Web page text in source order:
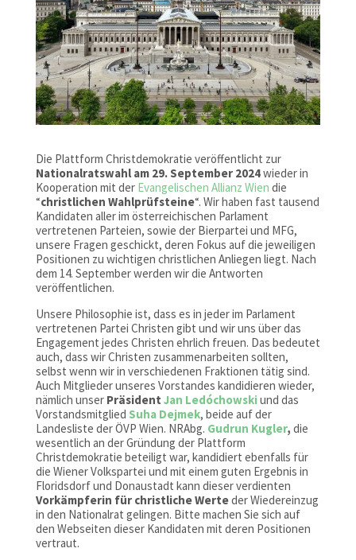
Die Plattform Christdemokratie veröffentlicht zur
Nationalratswahl am 29. September 2024wieder in
Kooperation mit der Evangelischen Allianz Wien die
“christlichen Wahlprüfsteine“. Wir haben fast tausend
Kandidaten aller im österreichischen Parlament
vertretenen Parteien, sowie der Bierpartei und MFG,
unsere Fragen geschickt, deren Fokus auf die jeweiligen
Positionen zu wichtigen christlichen Anliegen liegt. Nach
dem 14. September werden wir die Antworten
veröffentlichen.
Unsere Philosophie ist, dass es in jeder im Parlament
vertretenen Partei Christen gibt und wir uns über das
Engagement jedes Christen ehrlich freuen. Das bedeutet
auch, dass wir Christen zusammenarbeiten sollten,
selbst wenn wir in verschiedenen Fraktionen tätig sind.
Auch Mitglieder unseres Vorstandes kandidieren wieder,
nämlich unser Präsident Jan Ledóchowskiund das
Vorstandsmitglied Suha Dejmek, beide auf der
Landesliste der ÖVP Wien. NRAbg. Gudrun Kugler, die
wesentlich an der Gründung der Plattform
Christdemokratie beteiligt war, kandidiert ebenfalls für
die Wiener Volkspartei und mit einem guten Ergebnis in
Floridsdorf und Donaustadt kann dieser verdienten
Vorkämpferin für christliche Werteder Wiedereinzug
in den Nationalrat gelingen. Bitte machen Sie sich auf
den Webseiten dieser Kandidaten mit deren Positionen
vertraut.